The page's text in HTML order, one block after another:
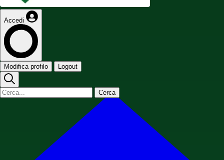
Accedi
Modifica profilo Logout
Cerca